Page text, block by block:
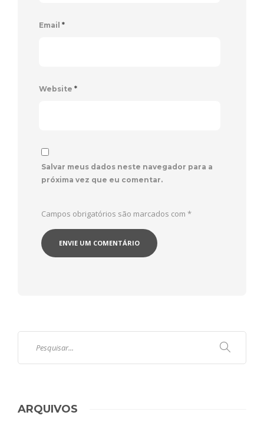
Email *
Website *
Salvar meus dados neste navegador para a
próxima vez que eu comentar.
Campos obrigatórios são marcados com *
ARQUIVOS